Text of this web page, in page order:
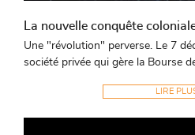
La nouvelle conquête
Une "révolution" perverse. Le 7
société privée qui gère la Bourse de
LIRE